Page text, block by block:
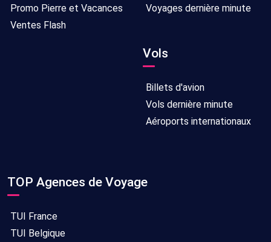
Promo Pierre et Vacances
Ventes Flash
Voyages dernière minute
Vols
Billets d'avion
Vols dernière minute
Aéroports internationaux
TOP Agences de Voyage
TUI France
TUI Belgique